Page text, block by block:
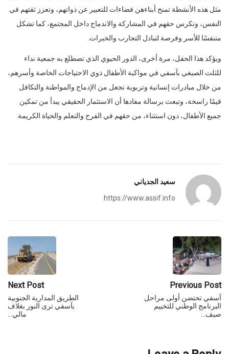
مثل هذه الأنشطة تمنح أبناءهن فضاءات للتعبير عن ذواتهم، وتعزز ثقتهم في
النفس، وتكرس حقهم في المشاركة والاندماج داخل المجتمع، كما تشكل
متنفسًا للأسر وفرصة لتبادل التجارب والخبرات.
ويؤكد هذا الحفل، مرة أخرى، الدور الحيوي الذي تضطلع به جمعية نداء
للثلث الصبغي بآسفي في مواكبة الأطفال ذوي الاحتياجات الخاصة وأسرهم،
من خلال مبادرات إنسانية وتربوية تجعل من الإدماج والمواطنة والتكافل
قيمًا راسخة، وتبعث برسالة مفادها أن الاستثمار الحقيقي يبدأ من تمكين
جميع الأطفال، دون استثناء، من حقهم في الفرح والتعلم والحياة الكريمة.
سعيد الجدياني
https://www.assif.info
Previous Post
آسفي تحتضن أولى مراحل
البرنامج الوطني للتخييم
صيف…
Next Post
الطريق المدارية الجنوبية
بآسفي ترى النور بغلاف
مالي…